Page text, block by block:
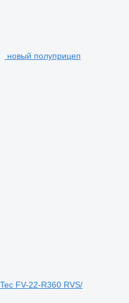
новый полуприцеп
FV-22-R360 RVS/